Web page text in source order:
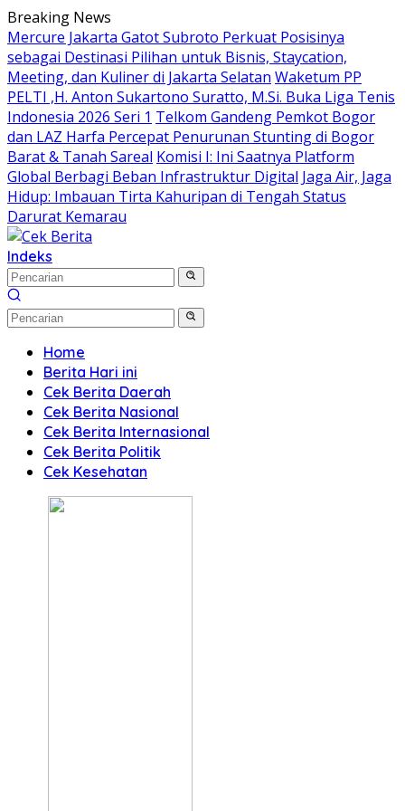
Langsung
ke
konten
Breaking News
Mercure Jakarta Gatot Subroto Perkuat Posisinya
sebagai Destinasi Pilihan untuk Bisnis, Staycation,
Meeting, dan Kuliner di Jakarta Selatan Waketum PP
PELTI ,H. Anton Sukartono Suratto, M.Si. Buka Liga Tenis
Indonesia 2026 Seri 1 Telkom Gandeng Pemkot Bogor
dan LAZ Harfa Percepat Penurunan Stunting di Bogor
Barat & Tanah Sareal Komisi I: Ini Saatnya Platform
Global Berbagi Beban Infrastruktur Digital Jaga Air, Jaga
Hidup: Imbauan Tirta Kahuripan di Tengah Status
Darurat Kemarau
Indeks
Home
Berita Hari ini
Cek Berita Daerah
Cek Berita Nasional
Cek Berita Internasional
Cek Berita Politik
Cek Kesehatan